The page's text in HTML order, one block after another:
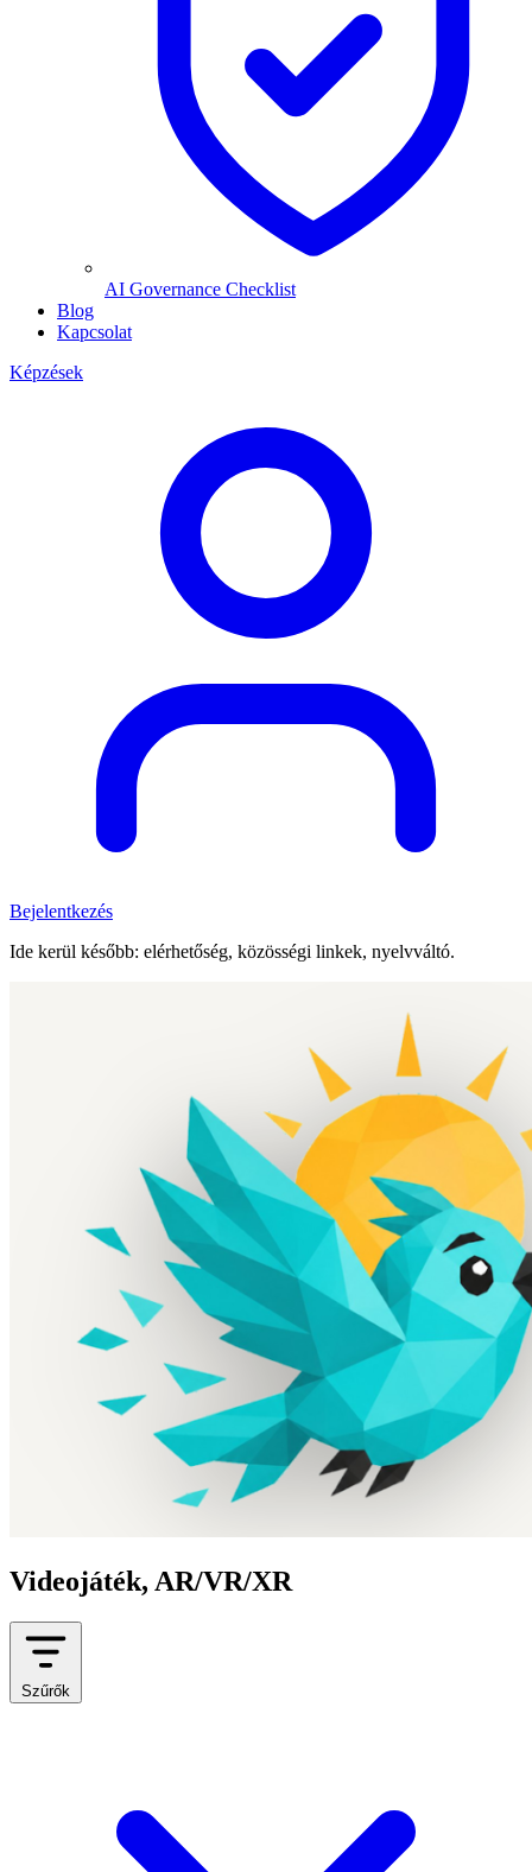
AI Governance Checklist
Blog
Kapcsolat
Képzések
Bejelentkezés
Ide kerül később: elérhetőség, közösségi linkek, nyelvváltó.
Videojáték, AR/VR/XR
Szűrők